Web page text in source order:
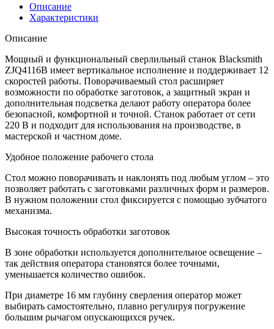
Описание
Характеристики
Описание
Мощный и функциональный сверлильный станок Blacksmith
ZJQ4116B имеет вертикальное исполнение и поддерживает 12
скоростей работы. Поворачиваемый стол расширяет
возможности по обработке заготовок, а защитный экран и
дополнительная подсветка делают работу оператора более
безопасной, комфортной и точной. Станок работает от сети
220 В и подходит для использования на производстве, в
мастерской и частном доме.
Удобное положение рабочего стола
Стол можно поворачивать и наклонять под любым углом – это
позволяет работать с заготовками различных форм и размеров.
В нужном положении стол фиксируется с помощью зубчатого
механизма.
Высокая точность обработки заготовок
В зоне обработки используется дополнительное освещение –
так действия оператора становятся более точными,
уменьшается количество ошибок.
При диаметре 16 мм глубину сверления оператор может
выбирать самостоятельно, плавно регулируя погружение
большим рычагом опускающихся ручек.